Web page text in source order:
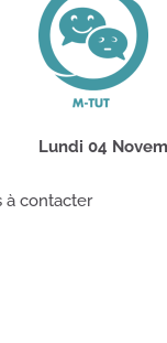
Lundi 04
à contacter